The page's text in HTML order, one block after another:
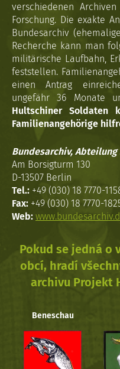
verschiedenen
Forschung. Die exakte
Bundesarchiv
Recherche kann man
militärische Laufbahn,
feststellen.
einen Antrag
ungefähr 36 Monate
Hultschiner Soldaten
Familienangehörige
Bundesarchiv, Abteilung
Am Borsigturm 130
D-13507 Berlin
Tel.: +49 (030) 18 7770-
Fax: +49 (030) 18 7770-
Web:
Pokud se jedná o
obcí, hradí
archivu Projekt
Beneschau